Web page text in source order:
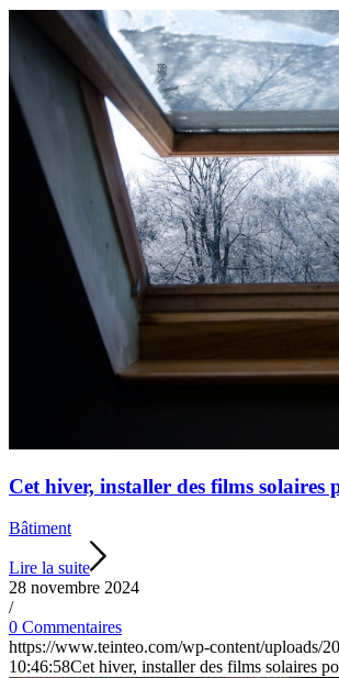
Cet hiver, installer des films solaires
Bâtiment
Lire la suite
28 novembre 2024
/
0 Commentaires
https://www.teinteo.com/wp-content/uploads/
10:46:58Cet hiver, installer des films solaires